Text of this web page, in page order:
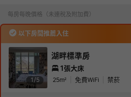
每房每晚價格（未連稅及附加費）
以下房間推薦入住
1/5
湖畔標準房
1張大床
25m² 免費WiFi 禁菸